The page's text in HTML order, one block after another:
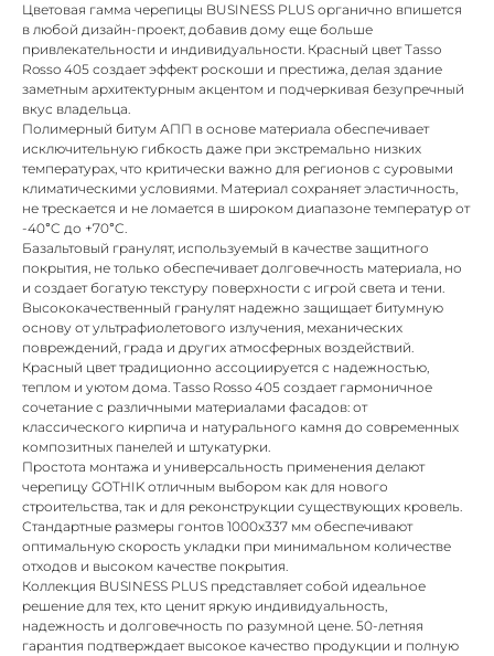
Цветовая гамма черепицы BUSINESS PLUS органично впишется
в любой дизайн-проект, добавив дому еще больше
привлекательности и индивидуальности. Красный цвет Tasso
Rosso 405 создает эффект роскоши и престижа, делая здание
заметным архитектурным акцентом и подчеркивая безупречный
вкус владельца.
Полимерный битум АПП в основе материала обеспечивает
исключительную гибкость даже при экстремально низких
температурах, что критически важно для регионов с суровыми
климатическими условиями. Материал сохраняет эластичность,
не трескается и не ломается в широком диапазоне температур от
-40°C до +70°C.
Базальтовый гранулят, используемый в качестве защитного
покрытия, не только обеспечивает долговечность материала, но
и создает богатую текстуру поверхности с игрой света и тени.
Высококачественный гранулят надежно защищает битумную
основу от ультрафиолетового излучения, механических
повреждений, града и других атмосферных воздействий.
Красный цвет традиционно ассоциируется с надежностью,
теплом и уютом дома. Tasso Rosso 405 создает гармоничное
сочетание с различными материалами фасадов: от
классического кирпича и натурального камня до современных
композитных панелей и штукатурки.
Простота монтажа и универсальность применения делают
черепицу GOTHIK отличным выбором как для нового
строительства, так и для реконструкции существующих кровель.
Стандартные размеры гонтов 1000x337 мм обеспечивают
оптимальную скорость укладки при минимальном количестве
отходов и высоком качестве покрытия.
Коллекция BUSINESS PLUS представляет собой идеальное
решение для тех, кто ценит яркую индивидуальность,
надежность и долговечность по разумной цене. 50-летняя
гарантия подтверждает высокое качество продукции и полную